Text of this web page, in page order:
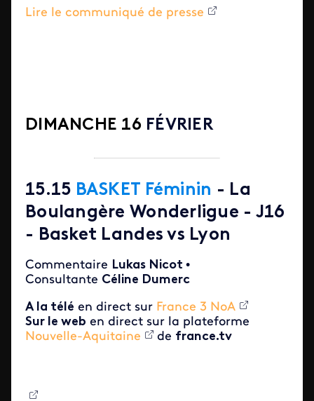
Lire le communiqué de presse
DIMANCHE 16 FÉVRIER
15.15 BASKET Féminin - La
Boulangère Wonderligue - J16
- Basket Landes vs Lyon
Commentaire Lukas Nicot •
Consultante Céline Dumerc
A la télé en direct sur France 3 NoA
Sur le web en direct sur la plateforme
Nouvelle-Aquitaine
de france.tv